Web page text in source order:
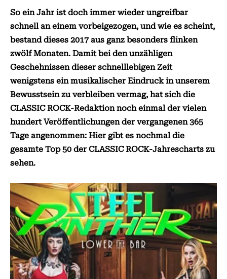
So ein Jahr ist doch immer wieder ungreifbar
schnell an einem vorbeigezogen, und wie es scheint,
bestand dieses 2017 aus ganz besonders flinken
zwölf Monaten. Damit bei den unzähligen
Geschehnissen dieser schnelllebigen Zeit
wenigstens ein musikalischer Eindruck in unserem
Bewusstsein zu verbleiben vermag, hat sich die
CLASSIC ROCK-Redaktion noch einmal der vielen
hundert Veröffentlichungen der vergangenen 365
Tage angenommen: Hier gibt es nochmal die
gesamte Top 50 der CLASSIC ROCK-Jahrescharts zu
sehen.